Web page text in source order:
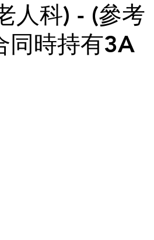
人科) - (參考
同時持有3A